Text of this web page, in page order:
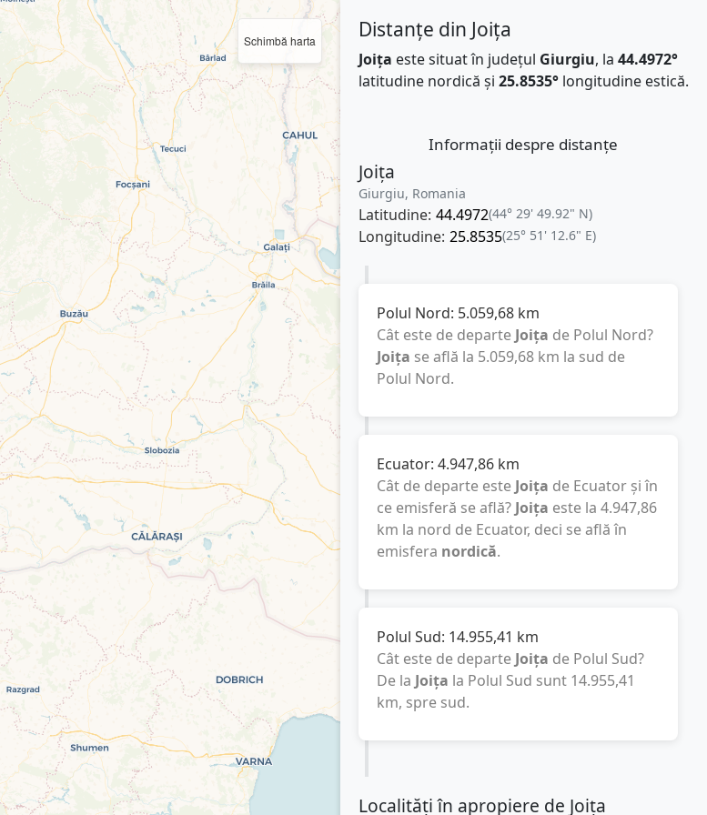
Schimbă harta Distanțe din Joița
Joița este situat în județul Giurgiu, la 44.4972°
latitudine nordică și 25.8535°longitudine estică.
Informații despre distanțe
Joița
Giurgiu, Romania
Latitudine: 44.4972(44° 29' 49.92" N)
Longitudine: 25.8535(25° 51' 12.6" E)
Polul Nord: 5.059,68 km
Cât este de departe Joița de Polul Nord?
Joița se află la 5.059,68 km la sud de
Polul Nord.
Ecuator: 4.947,86 km
Cât de departe este Joița de Ecuator și în
ce emisferă se află? Joița este la 4.947,86
km la nord de Ecuator, deci se află în
emisfera nordică.
Polul Sud: 14.955,41 km
Cât este de departe Joița de Polul Sud?
De la Joița la Polul Sud sunt 14.955,41
km, spre sud.
Localități în apropiere de Joița